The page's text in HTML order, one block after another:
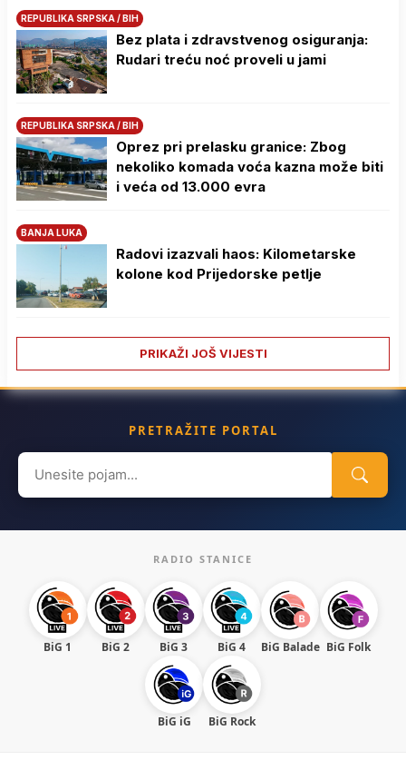
REPUBLIKA SRPSKA / BIH
Bez plata i zdravstvenog osiguranja:
Rudari treću noć proveli u jami
REPUBLIKA SRPSKA / BIH
Oprez pri prelasku granice: Zbog
nekoliko komada voća kazna može biti
i veća od 13.000 evra
BANJA LUKA
Radovi izazvali haos: Kilometarske
kolone kod Prijedorske petlje
PRIKAŽI JOŠ VIJESTI
PRETRAŽITE PORTAL
Search
for:
RADIO STANICE
BiG 1 BiG 2 BiG 3 BiG 4 BiG Balade BiG Folk
BiG iG BiG Rock